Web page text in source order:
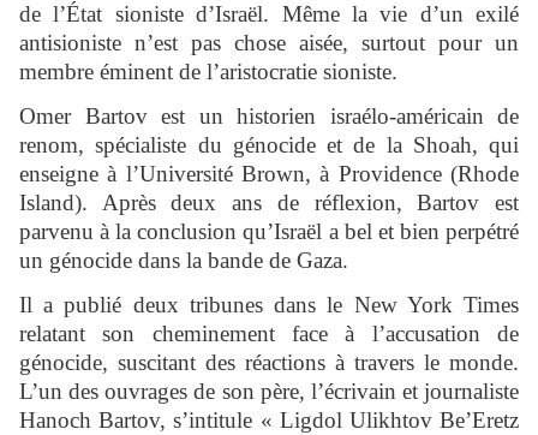
de l’État sioniste d’Israël. Même la vie d’un exilé
antisioniste n’est pas chose aisée, surtout pour un
membre éminent de l’aristocratie sioniste.
Omer Bartov est un historien israélo-américain de
renom, spécialiste du génocide et de la Shoah, qui
enseigne à l’Université Brown, à Providence (Rhode
Island). Après deux ans de réflexion, Bartov est
parvenu à la conclusion qu’Israël a bel et bien perpétré
un génocide dans la bande de Gaza.
Il a publié deux tribunes dans le New York Times
relatant son cheminement face à l’accusation de
génocide, suscitant des réactions à travers le monde.
L’un des ouvrages de son père, l’écrivain et journaliste
Hanoch Bartov, s’intitule « Ligdol Ulikhtov Be’Eretz